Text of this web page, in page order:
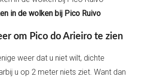
in de wolken bij Pico Ruivo
om Pico do Arieiro te zien
weer dat u niet wilt, dichte
u op 2 meter niets ziet. Want dan